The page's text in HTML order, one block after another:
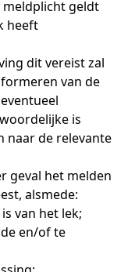
meldplicht geldt
heeft
dit vereist zal
van de
is
naar de relevante
geval het melden
alsmede:
van het lek;
en/of te